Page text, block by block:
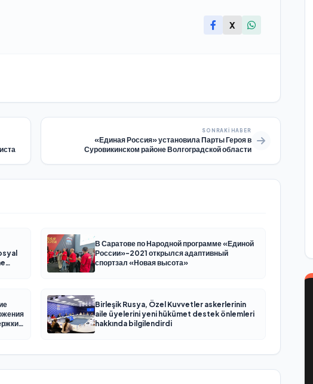
X
SONRAKI HABER
«Единая Россия» установила Парты Героя в
Суровикинском районе Волгоградской области
В Саратове по Народной программе «Единой
России»-2021 открылся адаптивный
спортзал «Новая высота»
Birleşik Rusya, Özel Kuvvetler askerlerinin
aile üyelerini yeni hükümet destek önlemleri
hakkında bilgilendirdi